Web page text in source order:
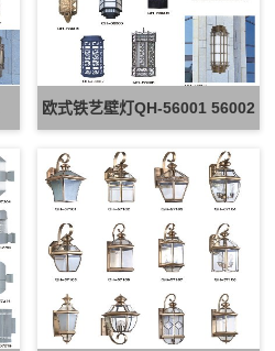
欧式铁艺壁灯QH-56001 56002